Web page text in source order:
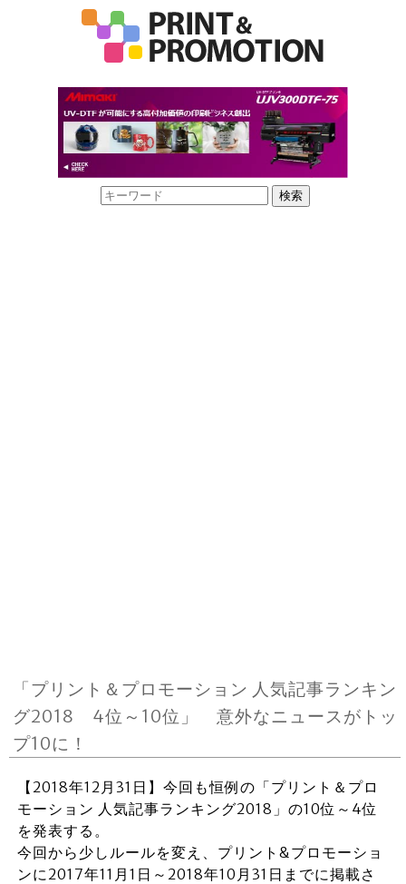
「プリント＆プロモーション 人気記事ランキン
グ2018 4位～10位」 意外なニュースがトッ
プ10に！
【2018年12月31日】今回も恒例の「プリント＆プロ
モーション 人気記事ランキング2018」の10位～4位
を発表する。
今回から少しルールを変え、プリント&プロモーショ
ンに2017年11月1日～2018年10月31日までに掲載さ